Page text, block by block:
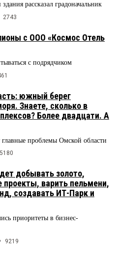
рассказал градоначальник
2743
с ООО «Космос Отель
с подрядчиком
южный берег
Знаете, сколько в
Более двадцати. А
проблемы Омской области
5180
добывать золото,
проекты, варить пельмени,
создавать ИТ-Парк и
приоритеты в бизнес-
9219